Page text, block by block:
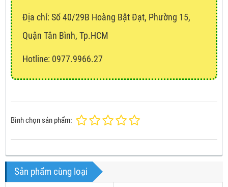
Địa chỉ: Số 40/29B Hoàng Bật Đạt, Phường 15,
Quận Tân Bình, Tp.HCM
Hotline: 0977.9966.27
Bình chọn sản phẩm:
Sản phẩm cùng loại